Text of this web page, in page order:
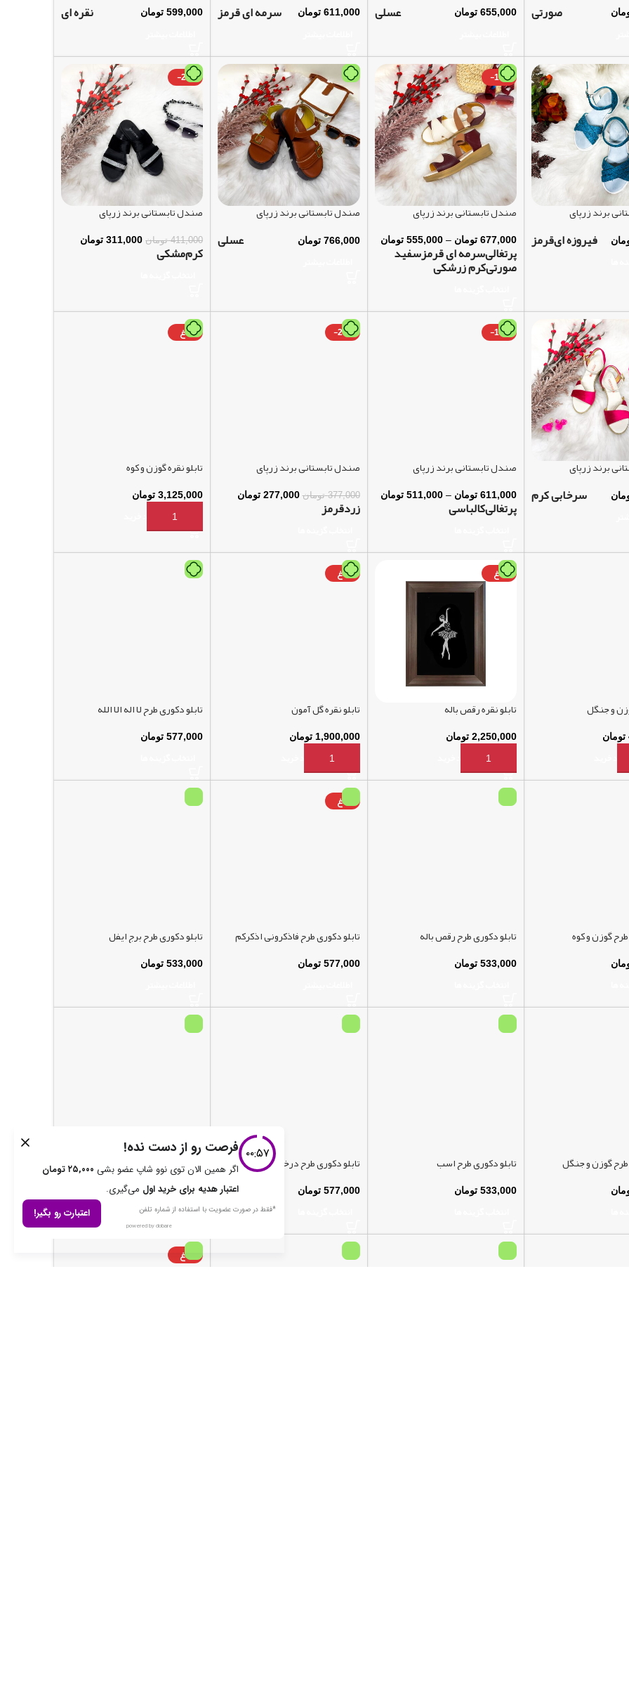
صورتی 655,000 تومان عسلی 611,000 تومان سرمه ای قرمز 599,000 تومان نقره ای
برند زرپای
فیروزه ایقرمز
-18%
صندل تابستانی برند زرپای
677,000 تومان –
555,000 تومان
پرتغالیسرمه ای قرمزسفید
صورتیکرم زرشکی
صندل تابستانی برند زرپای
766,000 تومان عسلی
-24%
صندل تابستانی برند زرپای
411,000 تومان 311,000 تومان
کرممشکی
برند زرپای
سرخابی کرم
-16%
صندل تابستانی برند زرپای
611,000 تومان –
511,000 تومان
پرتغالیکالباسی
-27%
صندل تابستانی برند زرپای
377,000 تومان 277,000 تومان
زردقرمز
داغ
تابلو نقره گوزن و کوه
3,125,000 تومان
افزودن به سبد خرید
و جنگل
تومان
خرید
داغ
تابلو نقره رقص باله
2,250,000 تومان
افزودن به سبد خرید
داغ
تابلو نقره گل آمون
1,900,000 تومان
افزودن به سبد خرید
تابلو دکوری طرح لا اله الا الله
577,000 تومان
گوزن و کوه تابلو دکوری طرح رقص باله
533,000 تومان
داغ
تابلو دکوری طرح فاذکرونی اذکرکم
577,000 تومان
تابلو دکوری طرح برج ایفل
533,000 تومان
طرح گوزن و جنگل تابلو دکوری طرح اسب
533,000 تومان
تابلو دکوری طرح درخت زندگی
577,000 تومان
تابلو دکوری ساعت طرح تهذیب 2
1,033,000 تومان
انتخاب گزینه ها
داغ